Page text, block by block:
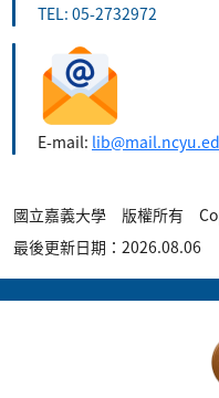
TEL: 05-2732972
E-mail:
國立嘉義大學 版權所有
最後更新日期：2026.08.06